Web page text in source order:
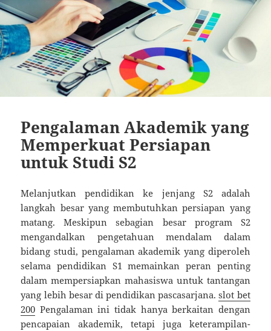
Pengalaman Akademik yang
Memperkuat Persiapan
untuk Studi S2
Melanjutkan pendidikan ke jenjang S2 adalah
langkah besar yang membutuhkan persiapan yang
matang. Meskipun sebagian besar program S2
mengandalkan pengetahuan mendalam dalam
bidang studi, pengalaman akademik yang diperoleh
selama pendidikan S1 memainkan peran penting
dalam mempersiapkan mahasiswa untuk tantangan
yang lebih besar di pendidikan pascasarjana.slot bet
200 Pengalaman ini tidak hanya berkaitan dengan
pencapaian akademik, tetapi juga keterampilan-